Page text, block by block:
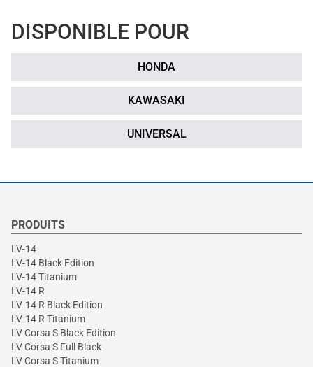
DISPONIBLE POUR
HONDA
KAWASAKI
UNIVERSAL
PRODUITS
LV-14
LV-14 Black Edition
LV-14 Titanium
LV-14 R
LV-14 R Black Edition
LV-14 R Titanium
LV Corsa S Black Edition
LV Corsa S Full Black
LV Corsa S Titanium